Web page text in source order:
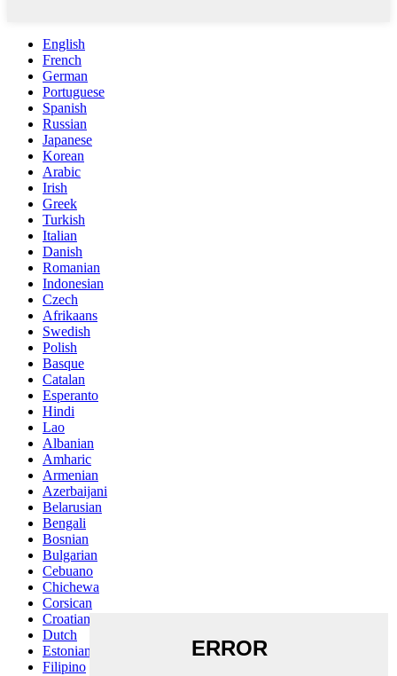
English
French
German
Portuguese
Spanish
Russian
Japanese
Korean
Arabic
Irish
Greek
Turkish
Italian
Danish
Romanian
Indonesian
Czech
Afrikaans
Swedish
Polish
Basque
Catalan
Esperanto
Hindi
Lao
Albanian
Amharic
Armenian
Azerbaijani
Belarusian
Bengali
Bosnian
Bulgarian
Cebuano
Chichewa
Corsican
Croatian
Dutch
Estonian
Filipino